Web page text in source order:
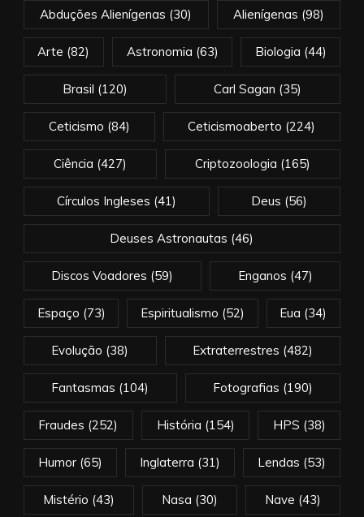
Abduções Alienígenas (30) Alienígenas (98)
Arte (82) Astronomia (63) Biologia (44)
Brasil (120) Carl Sagan (35)
Ceticismo (84) Ceticismoaberto (224)
Ciência (427) Criptozoologia (165)
Círculos Ingleses (41) Deus (56)
Deuses Astronautas (46)
Discos Voadores (59) Enganos (47)
Espaço (73) Espiritualismo (52) Eua (34)
Evolução (38) Extraterrestres (482)
Fantasmas (104) Fotografias (190)
Fraudes (252) História (154) HPS (38)
Humor(65) Inglaterra (31) Lendas (53)
Mistério (43) Nasa (30) Nave (43)